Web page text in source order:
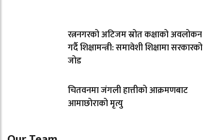
रत्ननगरको अटिजम स्रोत कक्षाको अवलोकन
गर्दै शिक्षामन्त्री: समावेशी शिक्षामा सरकारको
जोड
चितवनमा जंगली हात्तीको आक्रमणबाट
आमाछोराको मृत्यु